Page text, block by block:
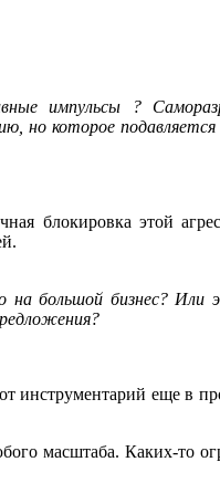
импульсы ?
но которое
блокировка этой
на большой бизнес? Или
инструментарий еще в
масштаба. Каких-то